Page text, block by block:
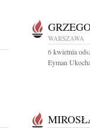
WARSZAWA
6 kwietnia
Eyman